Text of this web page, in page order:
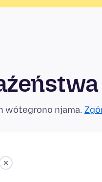
wótegrono njama.